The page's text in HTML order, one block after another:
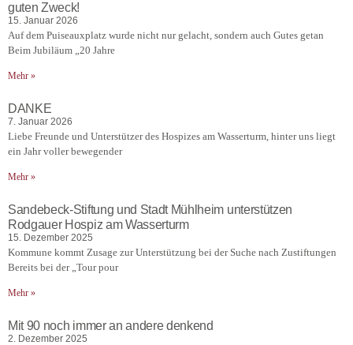
guten Zweck!
15. Januar 2026
Auf dem Puiseauxplatz wurde nicht nur gelacht, sondern auch Gutes getan
Beim Jubiläum „20 Jahre
Mehr »
DANKE
7. Januar 2026
Liebe Freunde und Unterstützer des Hospizes am Wasserturm, hinter uns liegt
ein Jahr voller bewegender
Mehr »
Sandebeck-Stiftung und Stadt Mühlheim unterstützen
Rodgauer Hospiz am Wasserturm
15. Dezember 2025
Kommune kommt Zusage zur Unterstützung bei der Suche nach Zustiftungen
Bereits bei der „Tour pour
Mehr »
Mit 90 noch immer an andere denkend
2. Dezember 2025